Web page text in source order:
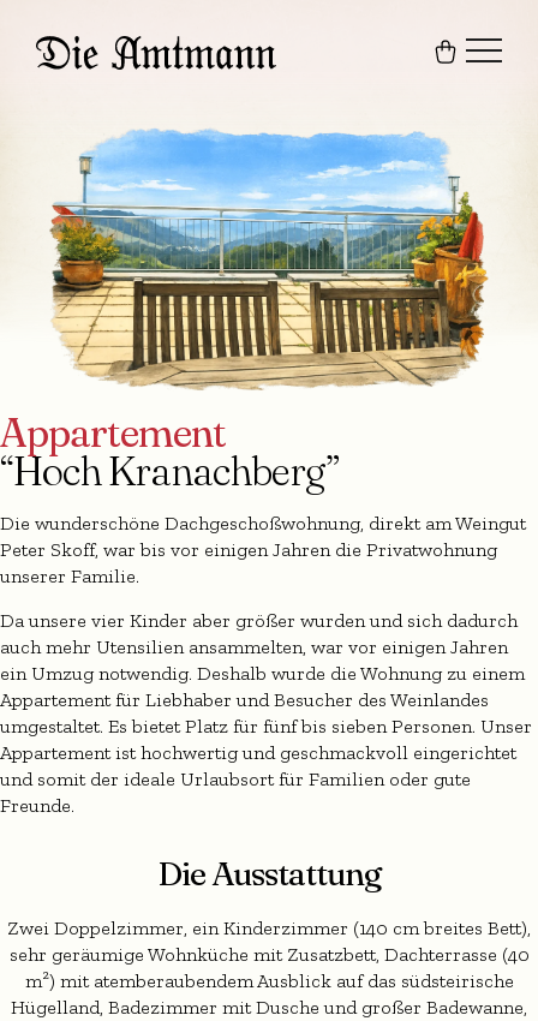
Appartement
“Hoch Kranachberg”
Die wunderschöne Dachgeschoßwohnung, direkt am Weingut
Peter Skoff, war bis vor einigen Jahren die Privatwohnung
unserer Familie.
Da unsere vier Kinder aber größer wurden und sich dadurch
auch mehr Utensilien ansammelten, war vor einigen Jahren
ein Umzug notwendig. Deshalb wurde die Wohnung zu einem
Appartement für Liebhaber und Besucher des Weinlandes
umgestaltet. Es bietet Platz für fünf bis sieben Personen. Unser
Appartement ist hochwertig und geschmackvoll eingerichtet
und somit der ideale Urlaubsort für Familien oder gute
Freunde.
Die Ausstattung
Zwei Doppelzimmer, ein Kinderzimmer (140 cm breites Bett),
sehr geräumige Wohnküche mit Zusatzbett, Dachterrasse (40
m²) mit atemberaubendem Ausblick auf das südsteirische
Hügelland, Badezimmer mit Dusche und großer Badewanne,